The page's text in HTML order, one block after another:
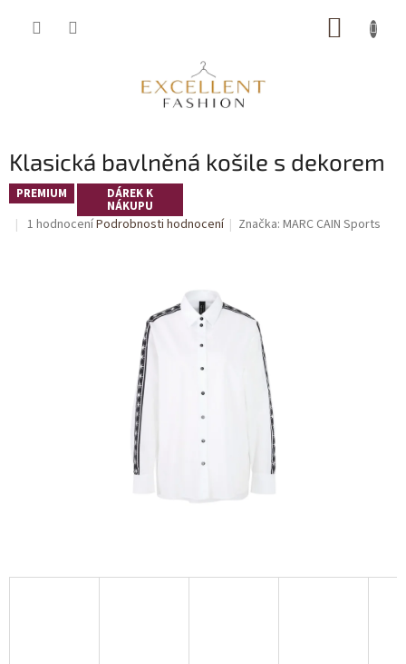
Klasická bavlněná košile s dekorem
PREMIUM DÁREK K
NÁKUPU
Průměrné
1 hodnoceníPodrobnosti hodnocení Značka:MARC CAIN Sports